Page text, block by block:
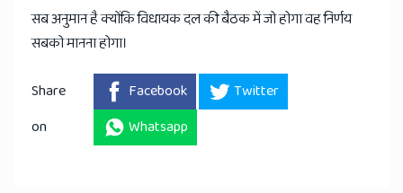
सब अनुमान है क्योंकि विधायक दल की बैठक में जो होगा वह निर्णय
सबको मानना होगा।
Share
on
Facebook
Twitter
Whatsapp